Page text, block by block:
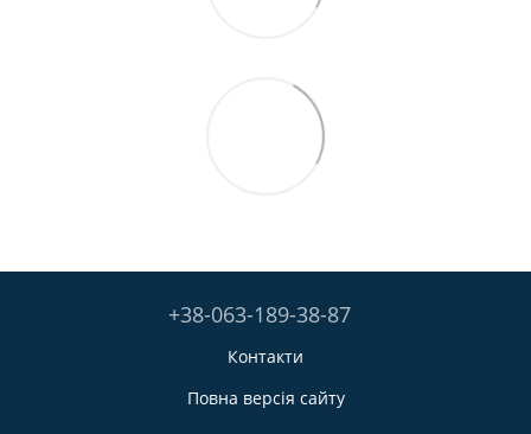
+38-063-189-38-87
Контакти
Повна версія сайту